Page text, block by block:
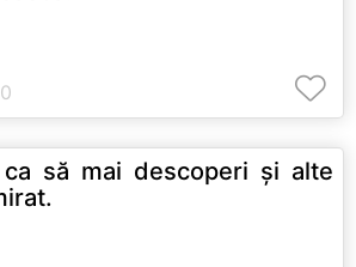
să mai descoperi şi alte